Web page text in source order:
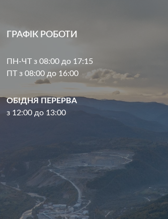
ГРАФІК РОБОТИ
ПН-ЧТ з 08:00 до 17:15
ПТ з 08:00 до 16:00
ОБІДНЯ ПЕРЕРВА
з 12:00 до 13:00